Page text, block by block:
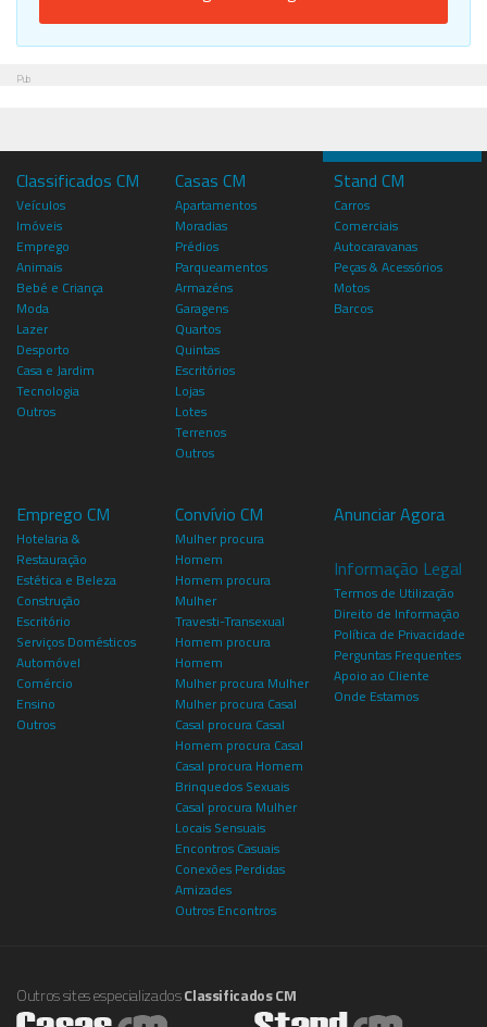
Pub
Classificados CM
Veículos
Imóveis
Emprego
Animais
Bebé e Criança
Moda
Lazer
Desporto
Casa e Jardim
Tecnologia
Outros
Casas CM
Apartamentos
Moradias
Prédios
Parqueamentos
Armazéns
Garagens
Quartos
Quintas
Escritórios
Lojas
Lotes
Terrenos
Outros
Stand CM
Carros
Comerciais
Autocaravanas
Peças & Acessórios
Motos
Barcos
Emprego CM
Hotelaria &
Restauração
Estética e Beleza
Construção
Escritório
Serviços Domésticos
Automóvel
Comércio
Ensino
Outros
Convívio CM
Mulher procura
Homem
Homem procura
Mulher
Travesti-Transexual
Homem procura
Homem
Mulher procura Mulher
Mulher procura Casal
Casal procura Casal
Homem procura Casal
Casal procura Homem
Brinquedos Sexuais
Casal procura Mulher
Locais Sensuais
Encontros Casuais
Conexões Perdidas
Amizades
Outros Encontros
Anunciar Agora
Informação Legal
Termos de Utilização
Direito de Informação
Política de Privacidade
Perguntas Frequentes
Apoio ao Cliente
Onde Estamos
Outros sites especializadosClassificados CM